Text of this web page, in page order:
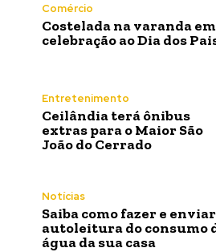
Comércio
Costelada na varanda em
celebração ao Dia dos
Entretenimento
Ceilândia terá ônibus
extras para o Maior São
João do Cerrado
Notícias
Saiba como fazer e
autoleitura do consumo
água da sua casa